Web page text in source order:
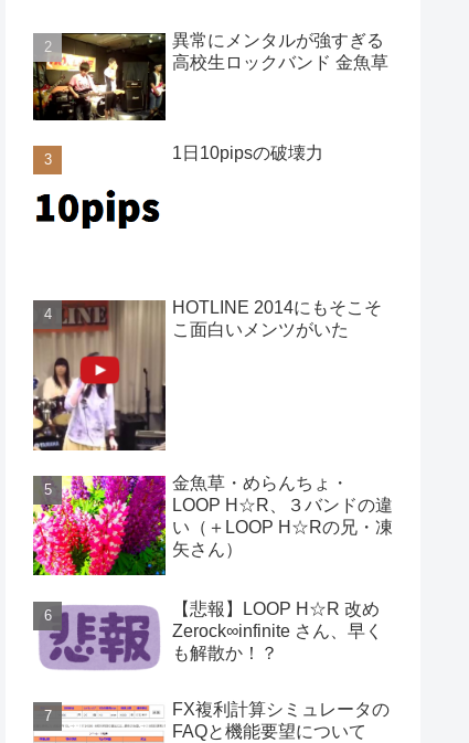
異常にメンタルが強すぎる
高校生ロックバンド 金魚草
1日10pipsの破壊力
HOTLINE 2014にもそこそ
こ面白いメンツがいた
金魚草・めらんちょ・
LOOP H☆R、３バンドの違
い（＋LOOP H☆Rの兄・凍
矢さん）
【悲報】LOOP H☆R 改め
Zerock∞infinite さん、早く
も解散か！？
FX複利計算シミュレータの
FAQと機能要望について